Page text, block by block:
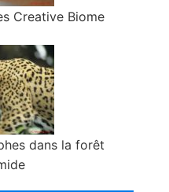
Creative Biome
dans la forêt